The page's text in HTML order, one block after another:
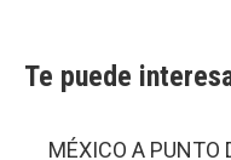
Te puede
MÉXICO A PUNTO